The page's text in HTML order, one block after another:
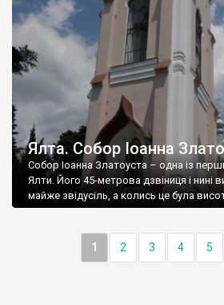
Ялта. Собор Іоанна
Собор Іоанна Златоуста – одна із
Ялти. Його 45-метрова дзвіниця і нині
майже звідусіль, а колись це була
1 2 3 4 5